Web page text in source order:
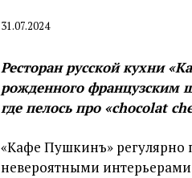
31.07.2024
Ресторан русской кухни
рожденного французским
где пелось про «chocolat
«Кафе Пушкинъ» регулярно
невероятными